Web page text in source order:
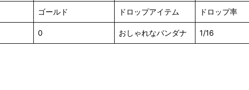
ゴールド ドロップアイテム ドロップ率
0 おしゃれなバンダナ 1/16